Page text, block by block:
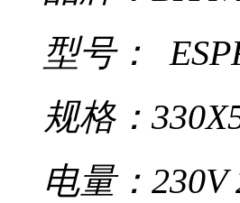
型号：
规格：
电量：230V